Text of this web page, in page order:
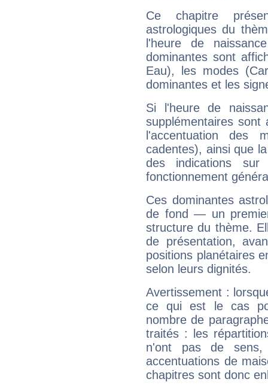
Ce chapitre
astrologiques du
l'heure de
dominantes sont
Eau), les modes
dominantes et les
Si l'heure de
supplémentaires sont
l'accentuation des
cadentes), ainsi que
des indications sur
fonctionnement
Ces dominantes
de fond — un
structure du thème.
de présentation,
positions planétaires
selon leurs dignités.
Avertissement :
ce qui est le cas
nombre de
traités : les
n'ont pas de sens,
accentuations de
chapitres sont donc